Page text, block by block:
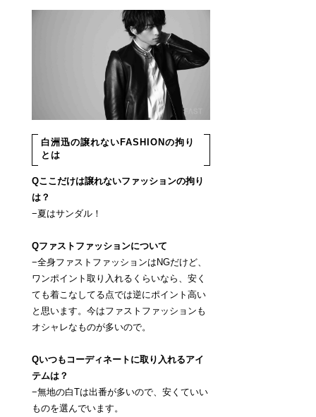
白洲迅の譲れないFASHIONの拘り
とは
Qここだけは譲れないファッションの拘り
は？
−夏はサンダル！
Qファストファッションについて
−全身ファストファッションはNGだけど、
ワンポイント取り入れるくらいなら、安く
ても着こなしてる点では逆にポイント高い
と思います。今はファストファッションも
オシャレなものが多いので。
Qいつもコーディネートに取り入れるアイ
テムは？
−無地の白Tは出番が多いので、安くていい
ものを選んでいます。